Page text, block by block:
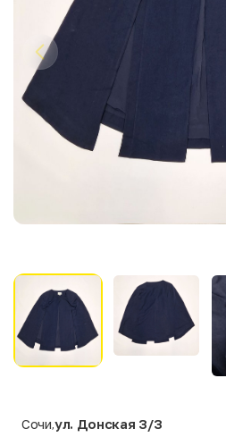
Сочи,ул. Донская 3/3